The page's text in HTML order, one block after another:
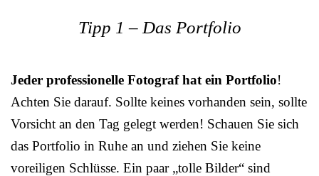
Tipp 1 – Das Portfolio
Jeder professionelle Fotograf hat ein Portfolio!
Achten Sie darauf. Sollte keines vorhanden sein, sollte
Vorsicht an den Tag gelegt werden! Schauen Sie sich
das Portfolio in Ruhe an und ziehen Sie keine
voreiligen Schlüsse. Ein paar „tolle Bilder“ sind